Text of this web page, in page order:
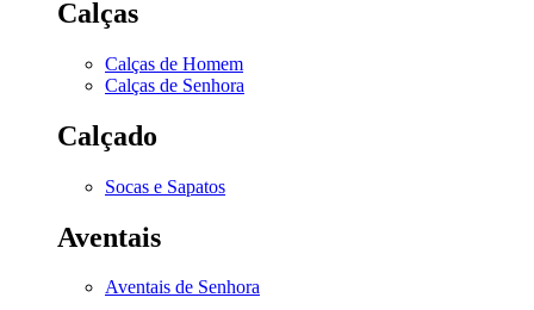
Calças
Calças de Homem
Calças de Senhora
Calçado
Socas e Sapatos
Aventais
Aventais de Senhora